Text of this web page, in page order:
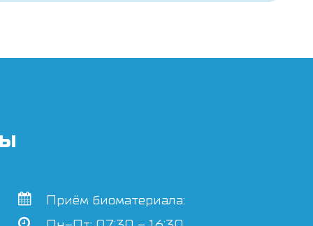
Приём биоматериала: